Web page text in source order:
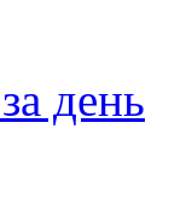
день